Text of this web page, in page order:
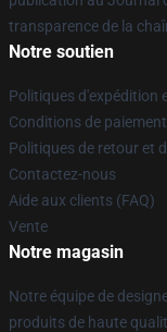
transparence de la
Notre soutien
Politiques d'expédition
Conditions de paiement
Politiques de retour et
Contactez-nous
Aide aux clients (FAQ)
Vente
Notre magasin
Notre équipe de
produits de haute